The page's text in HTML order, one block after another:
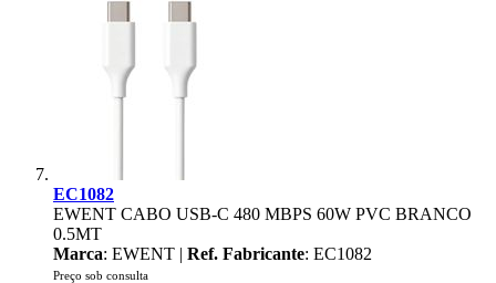
EC1082
EWENT CABO USB-C 480 MBPS 60W PVC BRANCO
0.5MT
Marca: EWENT | Ref. Fabricante: EC1082
Preço sob consulta